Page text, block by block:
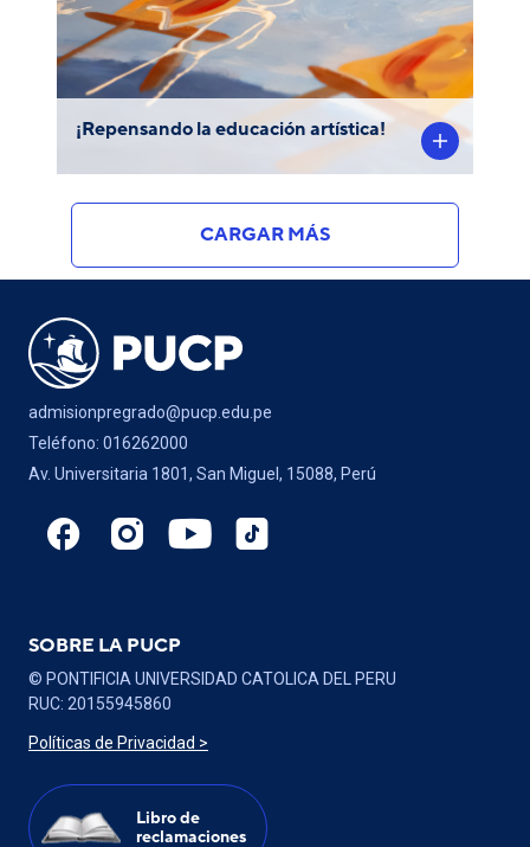
¡Repensando la educación artística!
maquetas, y dibujos de aulas expandidas y
recursos pedagógicos alternativos.
CARGAR MÁS
admisionpregrado@pucp.edu.pe
Teléfono: 016262000
Av. Universitaria 1801, San Miguel, 15088, Perú
SOBRE LA PUCP
© PONTIFICIA UNIVERSIDAD CATOLICA DEL PERU
RUC: 20155945860
Políticas de Privacidad >
Libro de
reclamaciones